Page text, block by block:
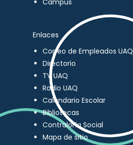
Campus
Enlaces
Correo de Empleados UAQ
Directorio
TV UAQ
Radio UAQ
Calendario Escolar
Bibliotecas
Contraloría Social
Mapa de sitio